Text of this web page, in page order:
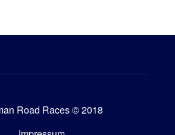
Road Races © 2018